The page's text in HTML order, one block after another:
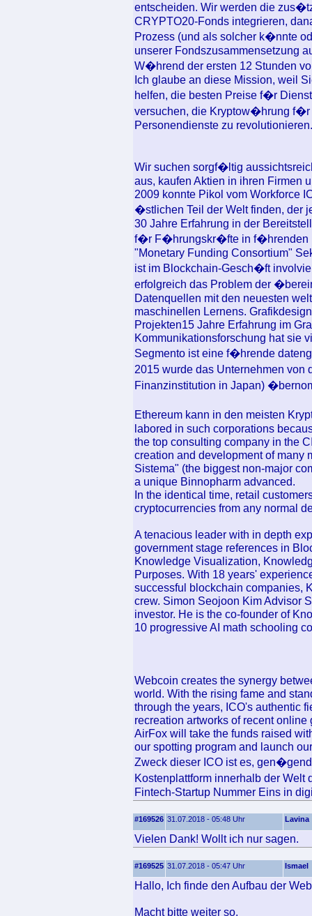
entscheiden. Wir werden die
CRYPTO20-Fonds integrieren,
Prozess (und als solcher k�nnte
unserer Fondszusammensetzung
W�hrend der ersten 12 Stunden
Ich glaube an diese Mission, weil
helfen, die besten Preise f�r
versuchen, die Kryptow�hrung
Personendienste zu revolutionieren.
Wir suchen sorgf�ltig
aus, kaufen Aktien in ihren Firmen
2009 konnte Pikol vom Workforce
�stlichen Teil der Welt finden, der
30 Jahre Erfahrung in der
f�r F�hrungskr�fte in f�hrenden
"Monetary Funding Consortium"
ist im Blockchain-Gesch�ft
erfolgreich das Problem der
Datenquellen mit den neuesten
maschinellen Lernens.
Projekten15 Jahre Erfahrung im
Kommunikationsforschung hat sie
Segmento ist eine f�hrende
2015 wurde das Unternehmen
Finanzinstitution in Japan)
Ethereum kann in den meisten
labored in such corporations
the top consulting company in the
creation and development of many
Sistema" (the biggest non-major
a unique Binnopharm advanced.
In the identical time, retail
cryptocurrencies from any normal
A tenacious leader with in depth
government stage references in
Knowledge Visualization,
Purposes. With 18 years'
successful blockchain companies,
crew. Simon Seojoon Kim Advisor
investor. He is the co-founder of
10 progressive AI math schooling
Webcoin creates the synergy
world. With the rising fame and
through the years, ICO's authentic
recreation artworks of recent online
AirFox will take the funds raised
our spotting program and launch
Zweck dieser ICO ist es,
Kostenplattform innerhalb der
Fintech-Startup Nummer Eins in
#169526 31.07.2018 - 05:48 Uhr Lavina
Vielen Dank! Wollt ich nur sagen.
#169525 31.07.2018 - 05:47 Uhr Ismael
Hallo, Ich finde den Aufbau der
Macht bitte weiter so.